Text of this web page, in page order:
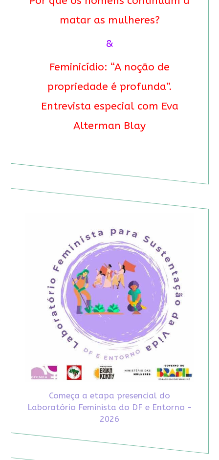
matar as mulheres?
&
Feminicídio: “A noção de
propriedade é profunda”.
Entrevista especial com Eva
Alterman Blay
Começa a etapa presencial do
Laboratório Feminista do DF e Entorno -
2026